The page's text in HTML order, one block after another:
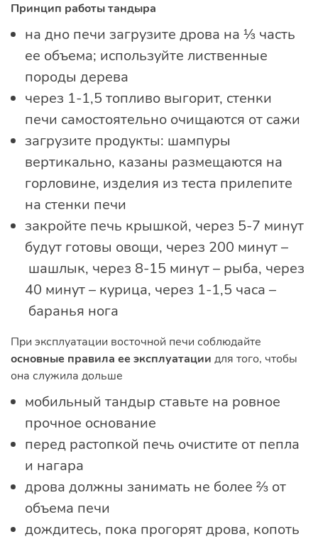
Принцип работы тандыра
на дно печи загрузите дрова на ⅓ часть
ее объема; используйте лиственные
породы дерева
через 1-1,5 топливо выгорит, стенки
печи самостоятельно очищаются от сажи
загрузите продукты: шампуры
вертикально, казаны размещаются на
горловине, изделия из теста прилепите
на стенки печи
закройте печь крышкой, через 5-7 минут
будут готовы овощи, через 200 минут –
шашлык, через 8-15 минут – рыба, через
40 минут – курица, через 1-1,5 часа –
баранья нога
При эксплуатации восточной печи соблюдайте
основные правила ее эксплуатации для того, чтобы
она служила дольше
мобильный тандыр ставьте на ровное
прочное основание
перед растопкой печь очистите от пепла
и нагара
дрова должны занимать не более ⅔ от
объема печи
дождитесь, пока прогорят дрова, копоть